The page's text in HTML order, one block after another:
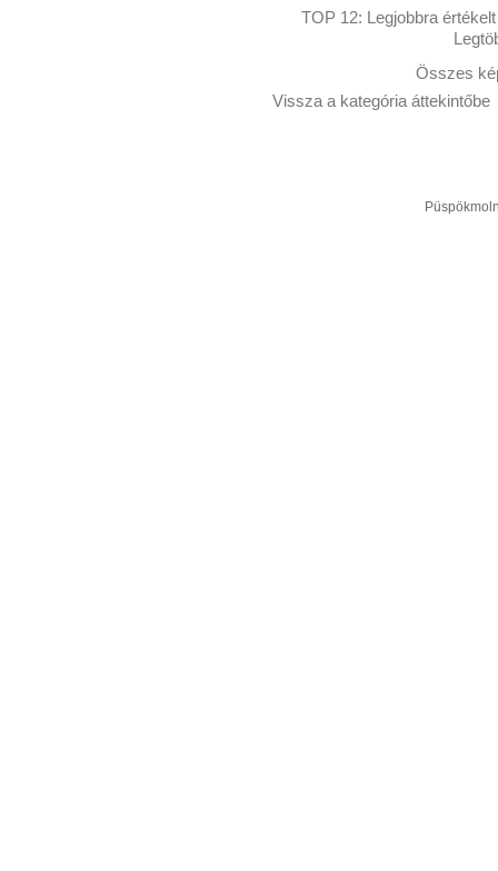
TOP 12: Legjobbra értékelt
Összes
Vissza a kategória áttekintőbe